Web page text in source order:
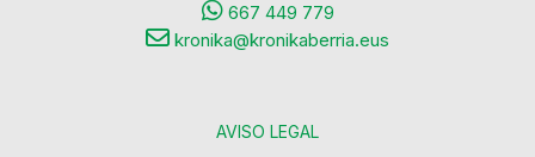
667 449 779
kronika@kronikaberria.eus
AVISO LEGAL